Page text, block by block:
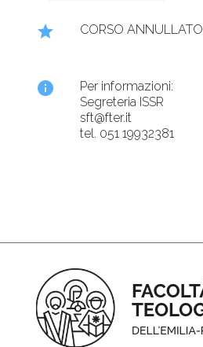
star CORSO ANNULLATO
info
Per informazioni:
Segreteria ISSR
sft@fter.it
tel. 051 19932381